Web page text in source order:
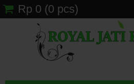
Rp 0 (0 pcs)